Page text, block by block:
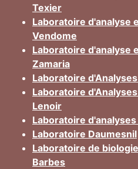
Texier
Laboratoire d'analyse
Vendome
Laboratoire d'analyse
Zamaria
Laboratoire
Laboratoire
Lenoir
Laboratoire
Laboratoire Daumesnil
Laboratoire de
Barbes